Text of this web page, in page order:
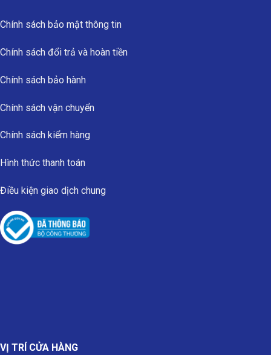
Chính sách bảo mật thông tin
Chính sách đổi trả và hoàn tiền
Chính sách bảo hành
Chính sách vận chuyển
Chính sách kiểm hàng
Hình thức thanh toán
Điều kiện giao dịch chung
VỊ TRÍ CỬA HÀNG